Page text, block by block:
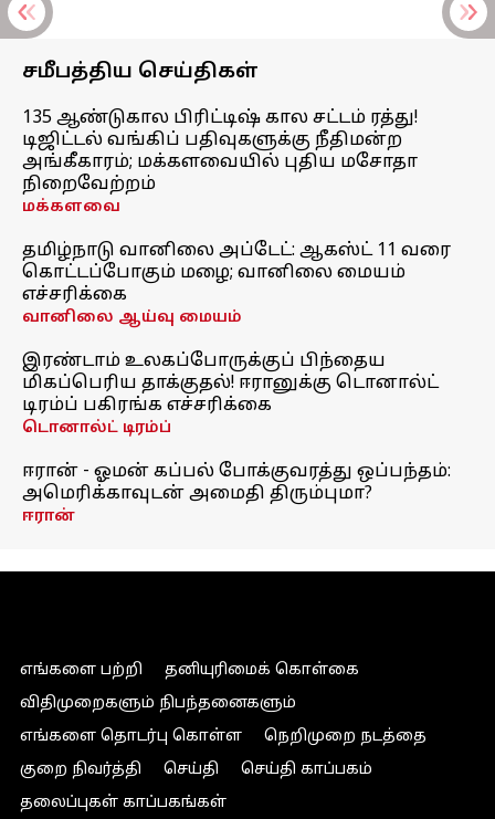
சமீபத்திய செய்திகள்
135 ஆண்டுகால பிரிட்டிஷ் கால சட்டம் ரத்து!
டிஜிட்டல் வங்கிப் பதிவுகளுக்கு நீதிமன்ற
அங்கீகாரம்; மக்களவையில் புதிய மசோதா
நிறைவேற்றம்
மக்களவை
தமிழ்நாடு வானிலை அப்டேட்: ஆகஸ்ட் 11 வரை
கொட்டப்போகும் மழை; வானிலை மையம்
எச்சரிக்கை
வானிலை ஆய்வு மையம்
இரண்டாம் உலகப்போருக்குப் பிந்தைய
மிகப்பெரிய தாக்குதல்! ஈரானுக்கு டொனால்ட்
டிரம்ப் பகிரங்க எச்சரிக்கை
டொனால்ட் டிரம்ப்
ஈரான் - ஓமன் கப்பல் போக்குவரத்து ஒப்பந்தம்:
அமெரிக்காவுடன் அமைதி திரும்புமா?
ஈரான்
எங்களை பற்றி
தனியுரிமைக் கொள்கை
விதிமுறைகளும் நிபந்தனைகளும்
எங்களை தொடர்பு கொள்ள
நெறிமுறை நடத்தை
குறை நிவர்த்தி
செய்தி
செய்தி காப்பகம்
தலைப்புகள் காப்பகங்கள்